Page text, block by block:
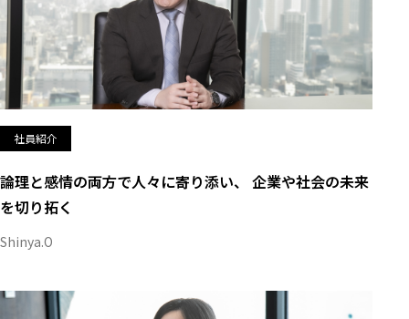
社員紹介
論理と感情の両方で人々に寄り添い、 企業や社会の未来
を切り拓く
Shinya.O